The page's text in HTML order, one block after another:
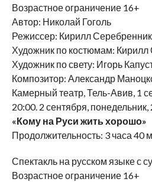
Возрастное ограничение 16+
Автор: Николай Гоголь
Режиссер: Кирилл
Художник по костюмам:
Художник по свету: Игорь
Композитор: Александр
Камерный театр, Тель-Авив, 1
20:00. 2 сентября, понедельник,
«Кому на Руси жить хорошо»
Продолжительность: 3 часа 40
Спектакль на русском языке с
Возрастное ограничение 16+